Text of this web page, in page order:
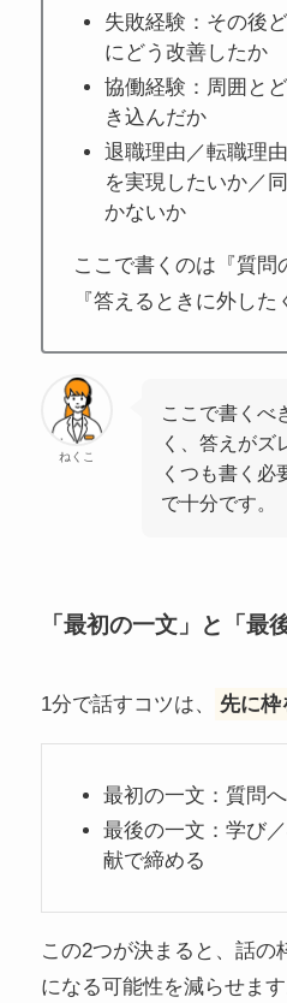
失敗経験：その後
にどう改善したか
協働経験：周囲と
き込んだか
退職理由／転職理
を実現したいか／
かないか
ここで書くのは『質問
『答えるときに外した
ねくこ
ここで書くべ
く、答えがズ
くつも書く必
で十分です。
「最初の一文」と「最
1分で話すコツは、 先に枠
最初の一文：質問
最後の一文：学び
献で締める
この2つが決まると、話の
になる可能性を減らせます